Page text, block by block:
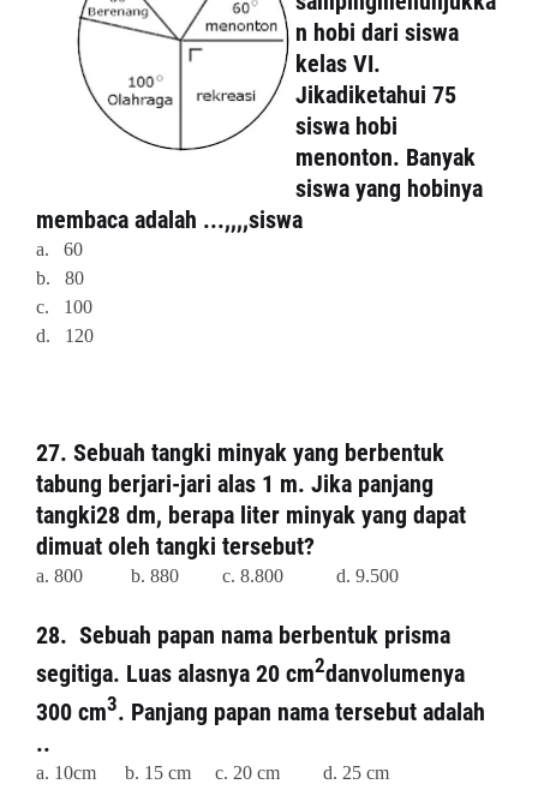
n hobi dari siswa
kelas VI.
Jikadiketahui 75
siswa hobi
menonton. Banyak
siswa yang hobinya
membaca adalah ...,,,,siswa
a. 60
b. 80
c. 100
d. 120
27. Sebuah tangki minyak yang berbentuk
tabung berjari-jari alas 1 m. Jika panjang
tangki28 dm, berapa liter minyak yang dapat
dimuat oleh tangki tersebut?
a. 800 b. 880 c. 8.800 d. 9.500
28. Sebuah papan nama berbentuk prisma
segitiga. Luas alasnya 20 cm2danvolumenya
300 cm3. Panjang papan nama tersebut adalah
..
a. 10cm b. 15 cm c. 20 cm d. 25 cm